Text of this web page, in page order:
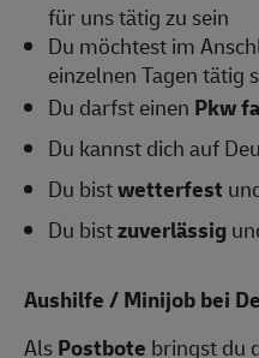
für uns tätig zu sein
Du möchtest im
einzelnen Tagen tätig
Du darfst einen Pkw
Du kannst dich auf
Du bistwetterfest
Du bistzuverlässig
Aushilfe / Minijob bei
AlsPostbote bringst du